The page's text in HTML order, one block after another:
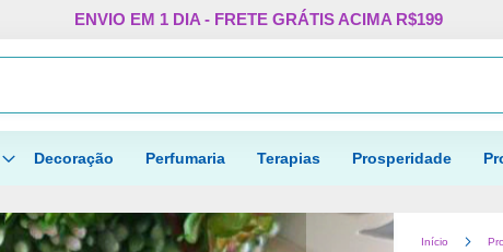
Pular
o
ENVIO EM 1 DIA - FRETE GRÁTIS ACIMA R$199
Procurar
Decoração Perfumaria Terapias Prosperidade
Início